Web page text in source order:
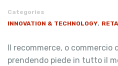
Categories
INNOVATION & TECHNOLOGY,
Il recommerce, o commercio
prendendo piede in tutto il